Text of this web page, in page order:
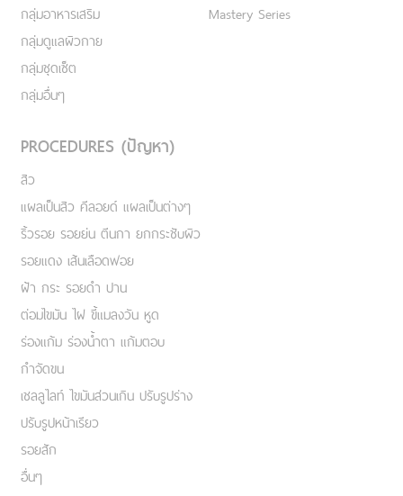
กลุ่มอาหารเสริม
กลุ่มดูแลผิวกาย
กลุ่มชุดเซ็ต
กลุ่มอื่นๆ
Mastery Series
PROCEDURES (ปัญหา)
สิว
แผลเป็นสิว คีลอยด์ แผลเป็นต่างๆ
ริ้วรอย รอยย่น ตีนกา ยกกระชับผิว
รอยแดง เส้นเลือดฟอย
ฝ้า กระ รอยดำ ปาน
ต่อมไขมัน ไฝ ขี้แมลงวัน หูด
ร่องแก้ม ร่องน้ำตา แก้มตอบ
กำจัดขน
เชลลูไลท์ ไขมันส่วนเกิน ปรับรูปร่าง
ปรับรูปหน้าเรียว
รอยสัก
อื่นๆ